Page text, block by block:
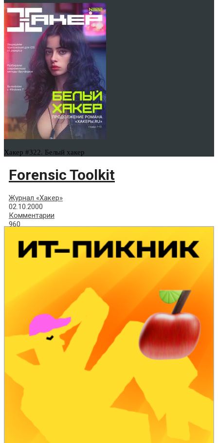
Хакер #322. Белый хакер
Forensic Toolkit
Журнал «Хакер»
02.10.2000
Комментарии
960